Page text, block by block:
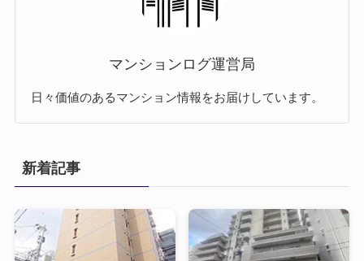
マンションログ運営局
日々価値のあるマンション情報をお届けしています。
新着記事